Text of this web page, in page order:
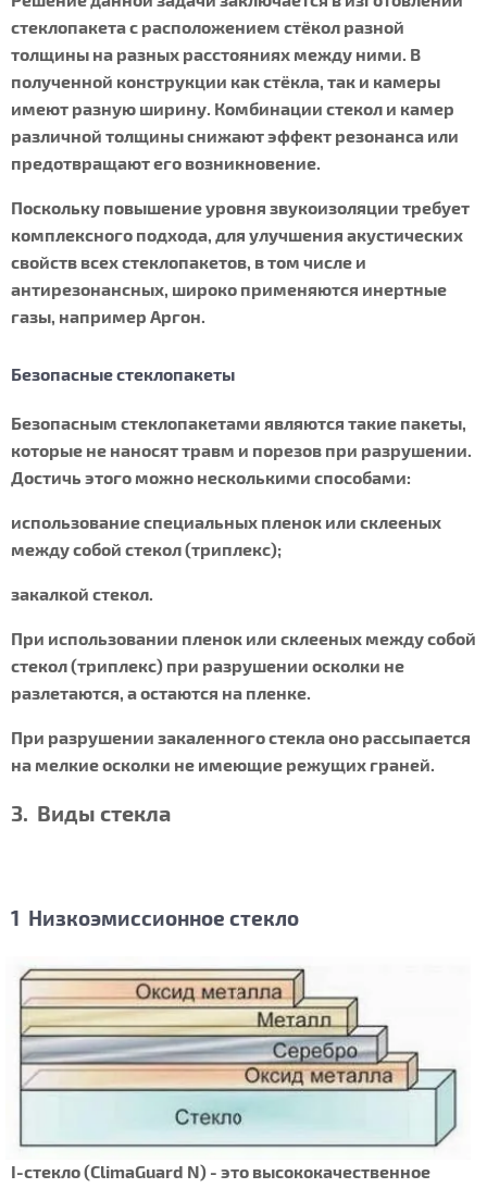
стеклопакета с расположением стёкол разной
толщины на разных расстояниях между ними. В
полученной конструкции как стёкла, так и камеры
имеют разную ширину. Комбинации стекол и камер
различной толщины снижают эффект резонанса или
предотвращают его возникновение.
Поскольку повышение уровня звукоизоляции требует
комплексного подхода, для улучшения акустических
свойств всех стеклопакетов, в том числе и
антирезонансных, широко применяются инертные
газы, например Аргон.
Безопасные стеклопакеты
Безопасным стеклопакетами являются такие пакеты,
которые не наносят травм и порезов при разрушении.
Достичь этого можно несколькими способами:
использование специальных пленок или склееных
между собой стекол (триплекс);
закалкой стекол.
При использовании пленок или склееных между собой
стекол (триплекс) при разрушении осколки не
разлетаются, а остаются на пленке.
При разрушении закаленного стекла оно рассыпается
на мелкие осколки не имеющие режущих граней.
3. Виды стекла
1 Низкоэмиссионное стекло
I-стекло (ClimaGuard N) - это высококачественное